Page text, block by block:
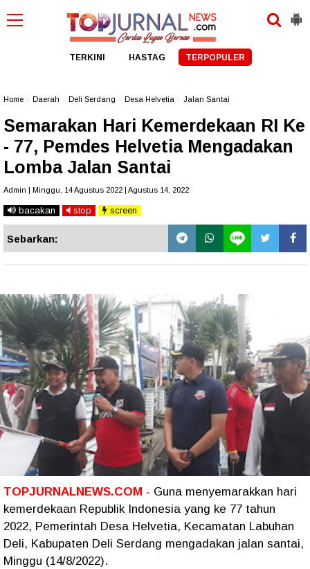
TERKINI HASTAG TERPOPULER
Home Daerah Deli Serdang Desa Helvetia Jalan Santai
Semarakan Hari Kemerdekaan RI Ke
- 77, Pemdes Helvetia Mengadakan
Lomba Jalan Santai
Admin | Minggu, 14 Agustus 2022 | Agustus 14, 2022
bacakan stop screen
Sebarkan:
TOPJURNALNEWS.COM - Guna menyemarakkan hari
kemerdekaan Republik Indonesia yang ke 77 tahun
2022, Pemerintah Desa Helvetia, Kecamatan Labuhan
Deli, Kabupaten Deli Serdang mengadakan jalan santai,
Minggu (14/8/2022).